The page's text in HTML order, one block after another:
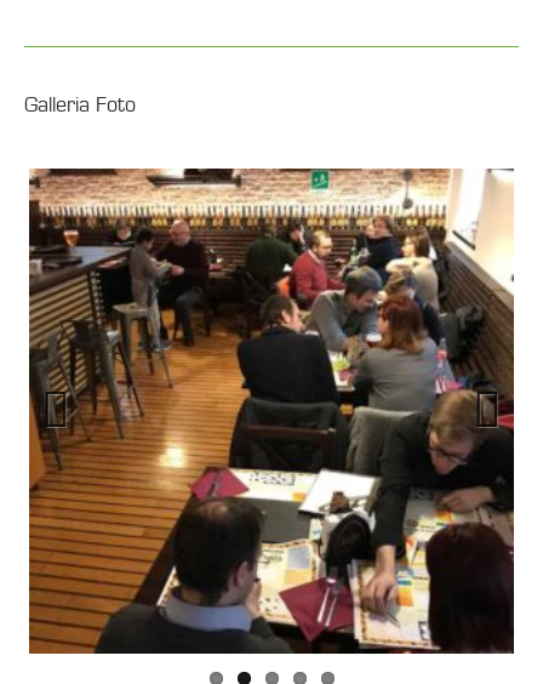
Galleria Foto
Previous Next